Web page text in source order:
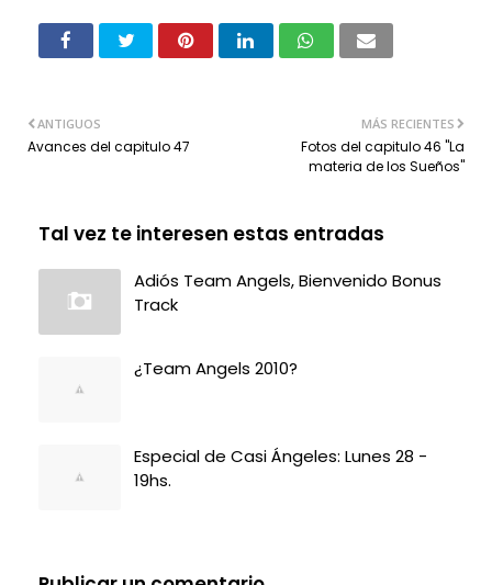
MÁS RECIENTES
Fotos del capitulo 46 "La
materia de los Sueños"
ANTIGUOS
Avances del capitulo 47
Tal vez te interesen estas entradas
Adiós Team Angels, Bienvenido Bonus
Track
¿Team Angels 2010?
Especial de Casi Ángeles: Lunes 28 -
19hs.